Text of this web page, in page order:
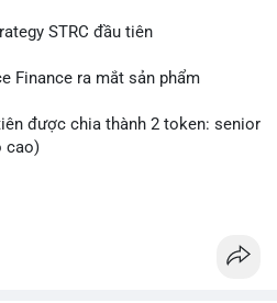
STRC đầu tiên
Finance ra mắt sản phẩm
được chia thành 2 token: senior
cao)